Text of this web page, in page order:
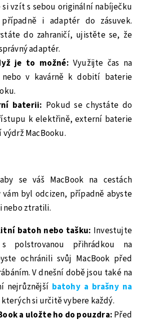
si vzít s sebou originální nabíječku
i adaptér do zásuvek.
do zahraničí, ujistěte se, že
adaptér.
je to možné: Využijte čas na
v kavárně k dobití baterie
baterii: Pokud se chystáte do
k elektřině, externí baterie
MacBooku.
se váš MacBook na cestách
byl odcizen, případně abyste
nebo ztratili.
batoh nebo tašku: Investujte
polstrovanou přihrádkou na
ochránili svůj MacBook před
V dnešní době jsou také na
nejrůznější batohy a brašny na
kterých si určitě vybere každý.
a uložte ho do pouzdra: Před